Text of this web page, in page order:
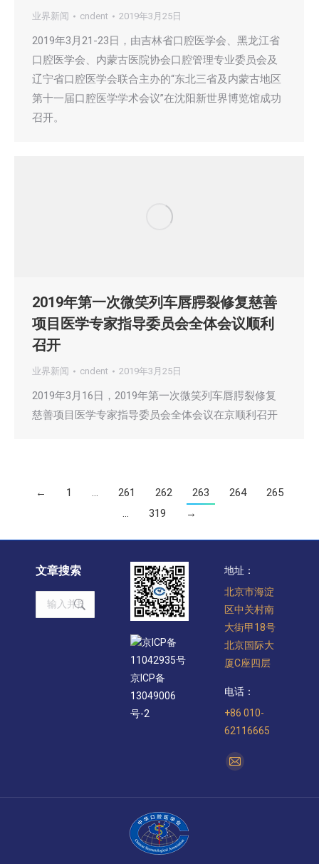
业界新闻 cndent 2019年3月25日
2019年3月21-23日，由吉林省口腔医学会、黑龙江省
口腔医学会、内蒙古医院协会口腔管理专业委员会及
辽宁省口腔医学会联合主办的“东北三省及内蒙古地区
第十一届口腔医学学术会议”在沈阳新世界博览馆成功
召开。
2019年第一次微笑列车唇腭裂修复慈善
项目医学专家指导委员会全体会议顺利
召开
业界新闻 cndent 2019年3月25日
2019年3月16日，2019年第一次微笑列车唇腭裂修复
慈善项目医学专家指导委员会全体会议在京顺利召开
← 1 … 261 262 263 264
265
…
319 →
文章搜索
Search:
京ICP备
11042935号
京ICP备
13049006
号-2
地址：
北京市海淀
区中关村南
大街甲18号
北京国际大
厦C座四层
电话：
+86 010-
62116665
找到我们：
Mail